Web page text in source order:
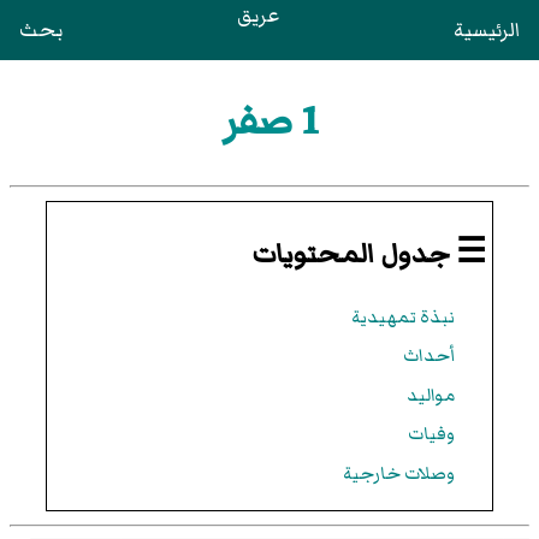
الرئيسية عريق بحث
1 صفر
☰ جدول المحتويات
نبذة تمهيدية
أحداث
مواليد
وفيات
وصلات خارجية